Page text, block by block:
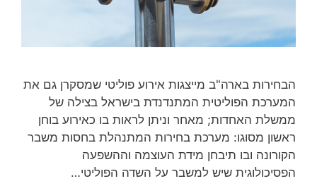
הבחירות בארה"ב מייצגות אירוע פוליטי שמסקרן גם את
המערכת הפוליטית המתנדנדת בישראל בצילה של
ממשלת האחדות; מאחר וניתן לראות בו כאירוע בוחן
ראשון מסוגו: מערכת בחירות המתנהלת בחסות משבר
הקורונה ובו תיבחן מידת העוצמה וההשפעה
הפסיכולוגית שיש למשבר על השדה הפוליטי…